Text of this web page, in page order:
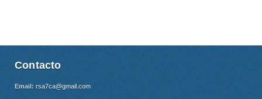
Contacto
Email: rsa7ca@gmail.com